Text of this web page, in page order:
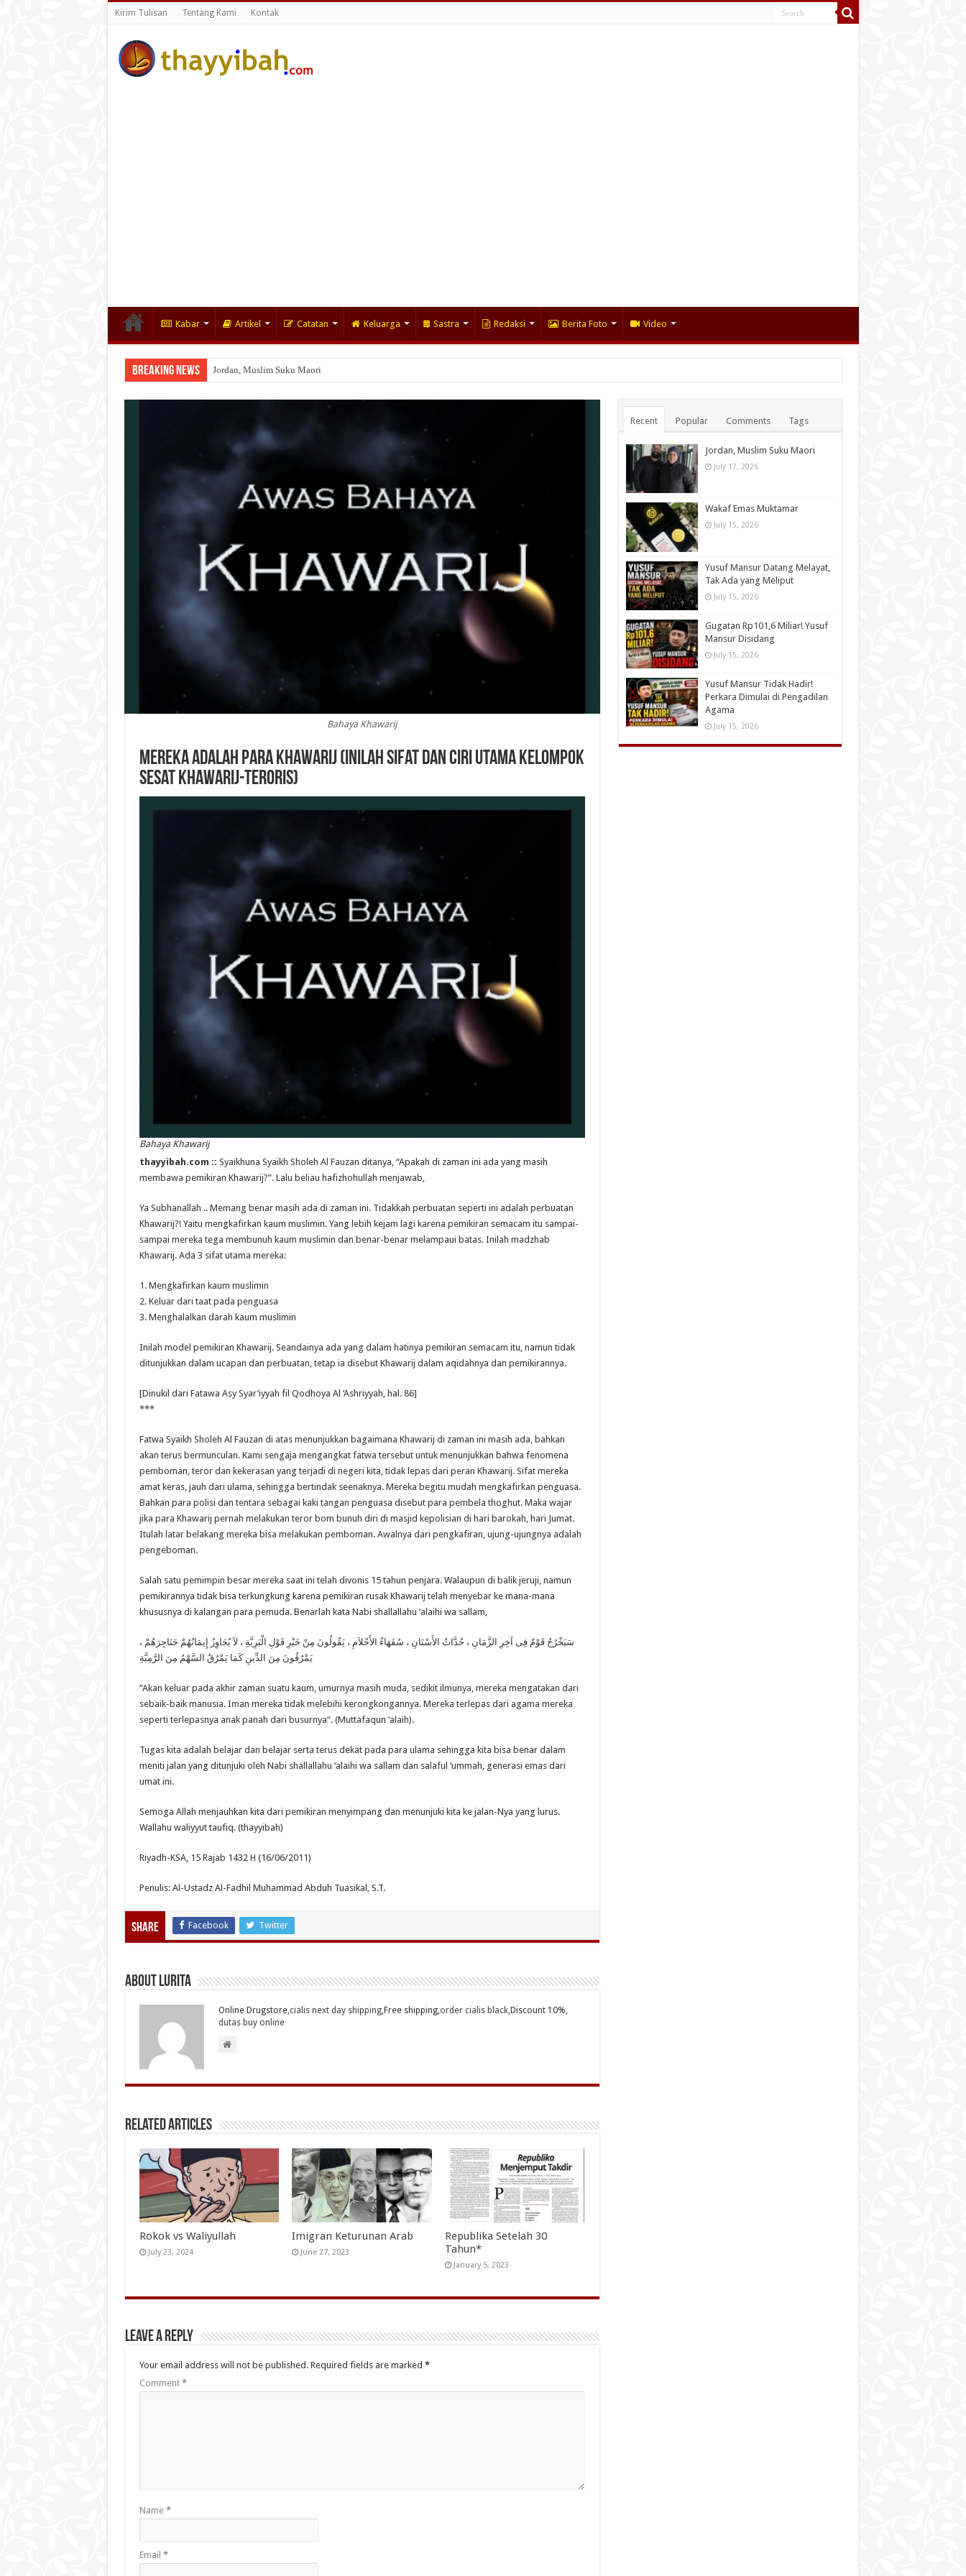
Kirim Tulisan Tentang Kami Kontak
Kabar Artikel Catatan Keluarga Sastra Redaksi Berita Foto Video
Breaking News Jordan, Muslim Suku Maori
Bahaya Khawarij
Mereka Adalah Para Khawarij (Inilah Sifat dan Ciri Utama Kelompok
Sesat Khawarij-Teroris)
Bahaya Khawarij
thayyibah.com :: Syaikhuna Syaikh Sholeh Al Fauzan ditanya, “Apakah di zaman ini ada yang masih
membawa pemikiran Khawarij?”. Lalu beliau hafizhohullah menjawab,
Ya Subhanallah .. Memang benar masih ada di zaman ini. Tidakkah perbuatan seperti ini adalah perbuatan
Khawarij?! Yaitu mengkafirkan kaum muslimin. Yang lebih kejam lagi karena pemikiran semacam itu sampai-
sampai mereka tega membunuh kaum muslimin dan benar-benar melampaui batas. Inilah madzhab
Khawarij. Ada 3 sifat utama mereka:
1. Mengkafirkan kaum muslimin
2. Keluar dari taat pada penguasa
3. Menghalalkan darah kaum muslimin
Inilah model pemikiran Khawarij. Seandainya ada yang dalam hatinya pemikiran semacam itu, namun tidak
ditunjukkan dalam ucapan dan perbuatan, tetap ia disebut Khawarij dalam aqidahnya dan pemikirannya.
[Dinukil dari Fatawa Asy Syar’iyyah fil Qodhoya Al ‘Ashriyyah, hal. 86]
***
Fatwa Syaikh Sholeh Al Fauzan di atas menunjukkan bagaimana Khawarij di zaman ini masih ada, bahkan
akan terus bermunculan. Kami sengaja mengangkat fatwa tersebut untuk menunjukkan bahwa fenomena
pemboman, teror dan kekerasan yang terjadi di negeri kita, tidak lepas dari peran Khawarij. Sifat mereka
amat keras, jauh dari ulama, sehingga bertindak seenaknya. Mereka begitu mudah mengkafirkan penguasa.
Bahkan para polisi dan tentara sebagai kaki tangan penguasa disebut para pembela thoghut. Maka wajar
jika para Khawarij pernah melakukan teror bom bunuh diri di masjid kepolisian di hari barokah, hari Jumat.
Itulah latar belakang mereka bisa melakukan pemboman. Awalnya dari pengkafiran, ujung-ujungnya adalah
pengeboman.
Salah satu pemimpin besar mereka saat ini telah divonis 15 tahun penjara. Walaupun di balik jeruji, namun
pemikirannya tidak bisa terkungkung karena pemikiran rusak Khawarij telah menyebar ke mana-mana
khususnya di kalangan para pemuda. Benarlah kata Nabi shallallahu ‘alaihi wa sallam,
سَيَخْرُجُ قَوْمٌ فِى آخِرِ الزَّمَانِ ، حُدَّاثُ الأَسْنَانِ ، سُفَهَاءُ الأَحْلاَمِ ، يَقُولُونَ مِنْ خَيْرِ قَوْلِ الْبَرِيَّةِ ، لاَ يُجَاوِزُ إِيمَانُهُمْ حَنَاجِرَهُمْ ،
يَمْرُقُونَ مِنَ الدِّينِ كَمَا يَمْرُقُ السَّهْمُ مِنَ الرَّمِيَّةِ
“Akan keluar pada akhir zaman suatu kaum, umurnya masih muda, sedikit ilmunya, mereka mengatakan dari
sebaik-baik manusia. Iman mereka tidak melebihi kerongkongannya. Mereka terlepas dari agama mereka
seperti terlepasnya anak panah dari busurnya“. (Muttafaqun ‘alaih).
Tugas kita adalah belajar dan belajar serta terus dekat pada para ulama sehingga kita bisa benar dalam
meniti jalan yang ditunjuki oleh Nabi shallallahu ‘alaihi wa sallam dan salaful ‘ummah, generasi emas dari
umat ini.
Semoga Allah menjauhkan kita dari pemikiran menyimpang dan menunjuki kita ke jalan-Nya yang lurus.
Wallahu waliyyut taufiq. (thayyibah)
Riyadh-KSA, 15 Rajab 1432 H (16/06/2011)
Penulis: Al-Ustadz Al-Fadhil Muhammad Abduh Tuasikal, S.T.
Share Facebook Twitter
About Lurita
Online Drugstore,cialis next day shipping,Free shipping,order cialis black,Discount 10%,
dutas buy online
Related Articles
Rokok vs Waliyullah
July 23, 2024
Imigran Keturunan Arab
June 27, 2023
Republika Setelah 30
Tahun*
January 5, 2023
Leave a Reply
Your email address will not be published. Required fields are marked *
Comment *
Name *
Email *
Recent Popular Comments Tags
Jordan, Muslim Suku Maori
July 17, 2026
Wakaf Emas Muktamar
July 15, 2026
Yusuf Mansur Datang Melayat,
Tak Ada yang Meliput
July 15, 2026
Gugatan Rp101,6 Miliar! Yusuf
Mansur Disidang
July 15, 2026
Yusuf Mansur Tidak Hadir!
Perkara Dimulai di Pengadilan
Agama
July 15, 2026